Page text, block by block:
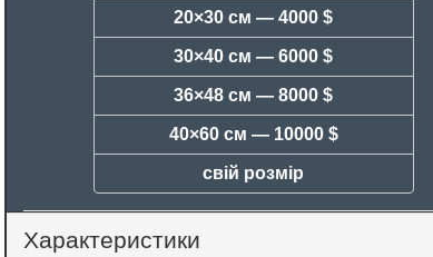
20×30 см —4000 $
30×40 см —6000 $
36×48 см —8000 $
40×60 см — 10000 $
свій розмір
Характеристики